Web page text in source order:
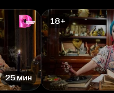
25 мин
18+